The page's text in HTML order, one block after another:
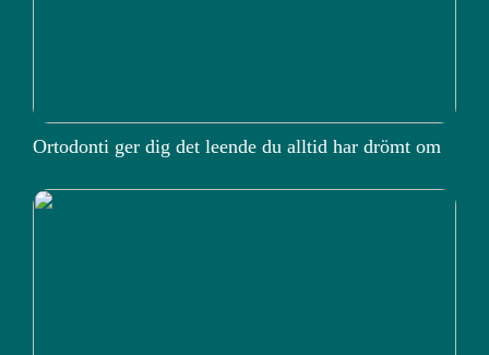
Ortodonti ger dig det leende du alltid har drömt om